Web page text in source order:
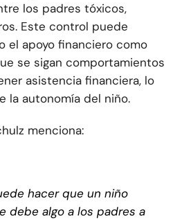
los padres tóxicos,
Este control puede
el apoyo financiero como
se sigan comportamientos
asistencia financiera, lo
la autonomía del niño.
menciona:
hacer que un niño
debe algo a los padres a